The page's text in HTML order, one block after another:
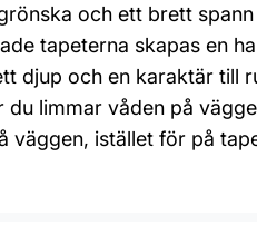
och ett brett
tapeterna skapas en
djup och en karaktär till
limmar våden på
istället för på